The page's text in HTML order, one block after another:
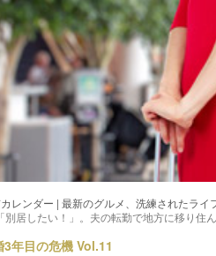
レンダー | 最新のグルメ、洗練されたライ
「別居したい！」。夫の転勤で地方に移り住
3年目の危機 Vol.11